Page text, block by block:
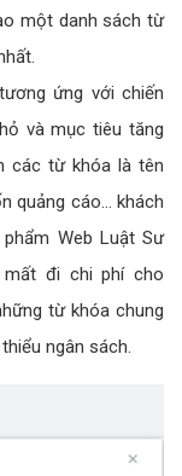
một danh sách từ
ứng với chiến
và mục tiêu tăng
các từ khóa là tên
quảng cáo... khách
Web Luật Sư
mất đi chi phí cho
từ khóa chung
ngân sách.